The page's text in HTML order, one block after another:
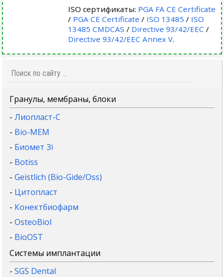
ISO сертификаты: PGA FA CE Certificate
/ PGA CE Certificate / ISO 13485 / ISO
13485 CMDCAS / Directive 93/42/EEC /
Directive 93/42/EEC Annex V.
Гранулы, мембраны, блоки
-Лиопласт-С
- Bio-MEM
- Биомет 3i
- Botiss
-Geistlich (Bio-Gide/Oss)
- Цитопласт
- Конектбиофарм
-OsteoBiol
- BioOST
Системы имплантации
-SGS Dental